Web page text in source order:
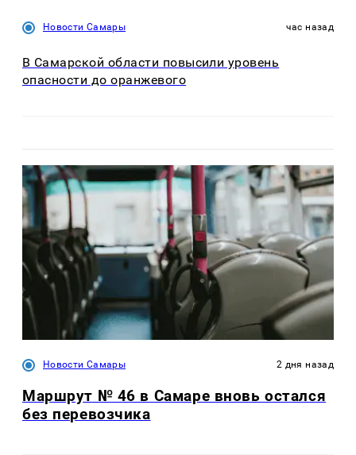
Новости Самары час назад
В Самарской области повысили уровень
опасности до оранжевого
Новости Самары 2 дня назад
Маршрут № 46 в Самаре вновь остался
без перевозчика